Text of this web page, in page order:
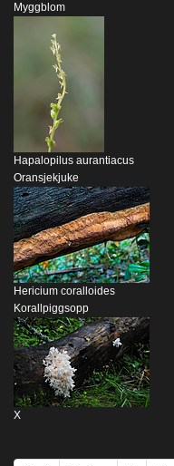
Myggblom
Hapalopilus aurantiacus
Oransjekjuke
Hericium coralloides
Korallpiggsopp
X